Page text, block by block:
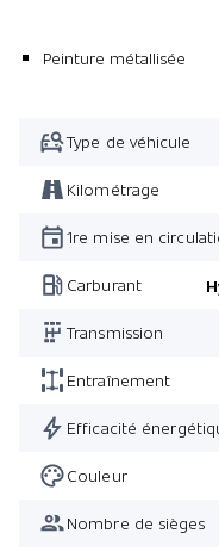
Peinture métallisée
Type de véhicule
Kilométrage
1re mise en
Carburant
Transmission
Entraînement
Efficacité
Couleur
Nombre de sièges